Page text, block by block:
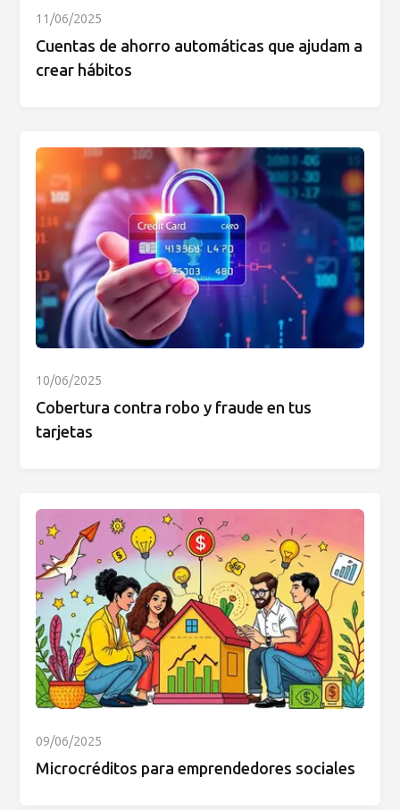
11/06/2025
Cuentas de ahorro automáticas que ajudam a
crear hábitos
10/06/2025
Cobertura contra robo y fraude en tus
tarjetas
09/06/2025
Microcréditos para emprendedores sociales